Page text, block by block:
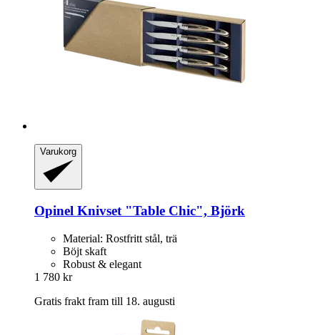
Varukorg
Opinel Knivset "Table Chic", Björk
Material: Rostfritt stål, trä
Böjt skaft
Robust & elegant
1 780 kr
Gratis frakt fram till 18. augusti